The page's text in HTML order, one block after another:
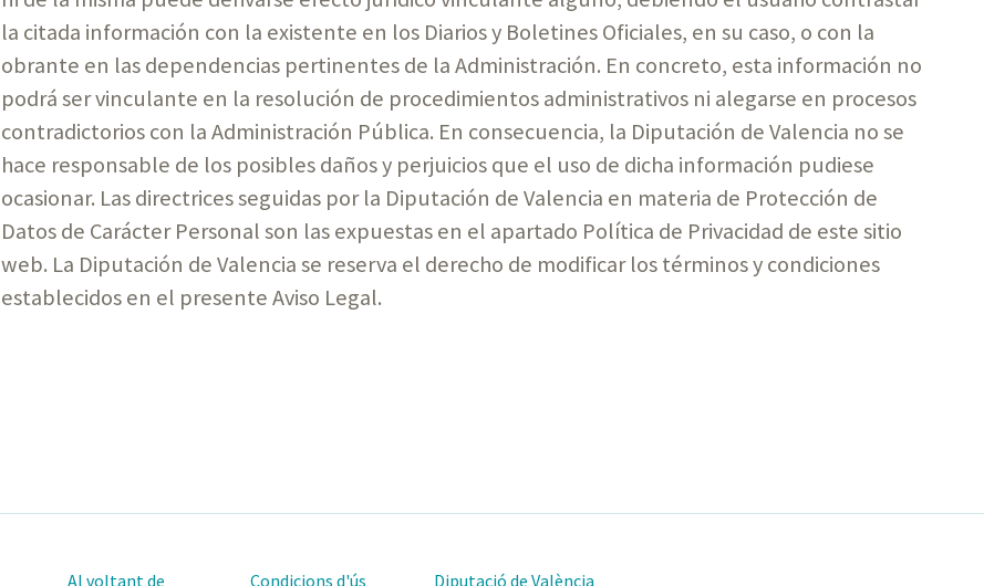
la citada información con la existente en los Diarios y Boletines Oficiales, en su caso, o con la
obrante en las dependencias pertinentes de la Administración. En concreto, esta información no
podrá ser vinculante en la resolución de procedimientos administrativos ni alegarse en procesos
contradictorios con la Administración Pública. En consecuencia, la Diputación de Valencia no se
hace responsable de los posibles daños y perjuicios que el uso de dicha información pudiese
ocasionar. Las directrices seguidas por la Diputación de Valencia en materia de Protección de
Datos de Carácter Personal son las expuestas en el apartado Política de Privacidad de este sitio
web. La Diputación de Valencia se reserva el derecho de modificar los términos y condiciones
establecidos en el presente Aviso Legal.
Al voltant de Condicions d'ús Diputació de València